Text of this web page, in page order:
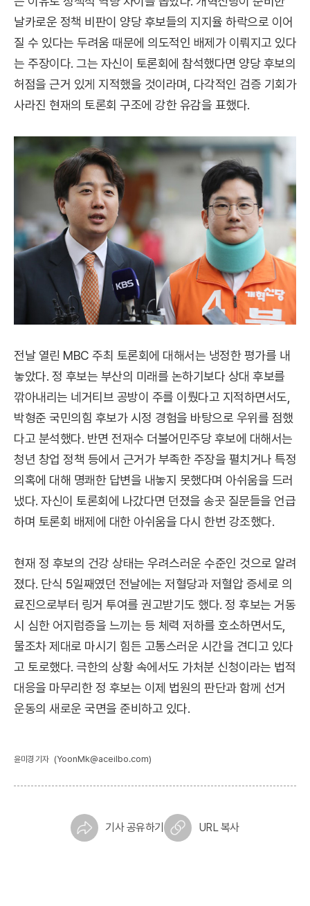
날카로운 정책 비판이 양당 후보들의 지지율 하락으로 이어
질 수 있다는 두려움 때문에 의도적인 배제가 이뤄지고 있다
는 주장이다. 그는 자신이 토론회에 참석했다면 양당 후보의
허점을 근거 있게 지적했을 것이라며, 다각적인 검증 기회가
사라진 현재의 토론회 구조에 강한 유감을 표했다.
전날 열린 MBC 주최 토론회에 대해서는 냉정한 평가를 내
놓았다. 정 후보는 부산의 미래를 논하기보다 상대 후보를
깎아내리는 네거티브 공방이 주를 이뤘다고 지적하면서도,
박형준 국민의힘 후보가 시정 경험을 바탕으로 우위를 점했
다고 분석했다. 반면 전재수 더불어민주당 후보에 대해서는
청년 창업 정책 등에서 근거가 부족한 주장을 펼치거나 특정
의혹에 대해 명쾌한 답변을 내놓지 못했다며 아쉬움을 드러
냈다. 자신이 토론회에 나갔다면 던졌을 송곳 질문들을 언급
하며 토론회 배제에 대한 아쉬움을 다시 한번 강조했다.
현재 정 후보의 건강 상태는 우려스러운 수준인 것으로 알려
졌다. 단식 5일째였던 전날에는 저혈당과 저혈압 증세로 의
료진으로부터 링거 투여를 권고받기도 했다. 정 후보는 거동
시 심한 어지럼증을 느끼는 등 체력 저하를 호소하면서도,
물조차 제대로 마시기 힘든 고통스러운 시간을 견디고 있다
고 토로했다. 극한의 상황 속에서도 가처분 신청이라는 법적
대응을 마무리한 정 후보는 이제 법원의 판단과 함께 선거
운동의 새로운 국면을 준비하고 있다.
윤미경 기자 (YoonMk@aceilbo.com)
기사 공유하기 URL 복사